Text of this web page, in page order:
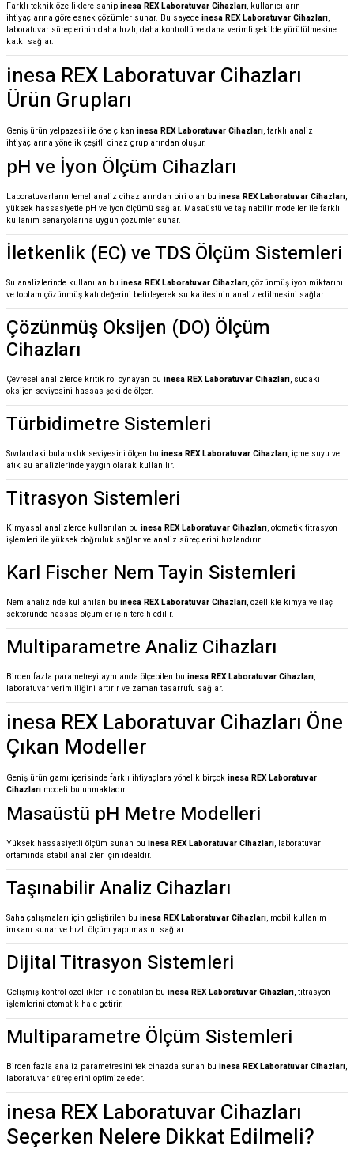
Farklı teknik özelliklere sahip inesa REX Laboratuvar Cihazları, kullanıcıların
ihtiyaçlarına göre esnek çözümler sunar. Bu sayede inesa REX Laboratuvar Cihazları,
laboratuvar süreçlerinin daha hızlı, daha kontrollü ve daha verimli şekilde yürütülmesine
katkı sağlar.
inesa REX Laboratuvar Cihazları
Ürün Grupları
Geniş ürün yelpazesi ile öne çıkan inesa REX Laboratuvar Cihazları, farklı analiz
ihtiyaçlarına yönelik çeşitli cihaz gruplarından oluşur.
pH ve İyon Ölçüm Cihazları
Laboratuvarların temel analiz cihazlarından biri olan bu inesa REX Laboratuvar Cihazları,
yüksek hassasiyetle pH ve iyon ölçümü sağlar. Masaüstü ve taşınabilir modeller ile farklı
kullanım senaryolarına uygun çözümler sunar.
İletkenlik (EC) ve TDS Ölçüm Sistemleri
Su analizlerinde kullanılan bu inesa REX Laboratuvar Cihazları, çözünmüş iyon miktarını
ve toplam çözünmüş katı değerini belirleyerek su kalitesinin analiz edilmesini sağlar.
Çözünmüş Oksijen (DO) Ölçüm
Cihazları
Çevresel analizlerde kritik rol oynayan bu inesa REX Laboratuvar Cihazları, sudaki
oksijen seviyesini hassas şekilde ölçer.
Türbidimetre Sistemleri
Sıvılardaki bulanıklık seviyesini ölçen bu inesa REX Laboratuvar Cihazları, içme suyu ve
atık su analizlerinde yaygın olarak kullanılır.
Titrasyon Sistemleri
Kimyasal analizlerde kullanılan bu inesa REX Laboratuvar Cihazları, otomatik titrasyon
işlemleri ile yüksek doğruluk sağlar ve analiz süreçlerini hızlandırır.
Karl Fischer Nem Tayin Sistemleri
Nem analizinde kullanılan bu inesa REX Laboratuvar Cihazları, özellikle kimya ve ilaç
sektöründe hassas ölçümler için tercih edilir.
Multiparametre Analiz Cihazları
Birden fazla parametreyi aynı anda ölçebilen bu inesa REX Laboratuvar Cihazları,
laboratuvar verimliliğini artırır ve zaman tasarrufu sağlar.
inesa REX Laboratuvar Cihazları Öne
Çıkan Modeller
Geniş ürün gamı içerisinde farklı ihtiyaçlara yönelik birçok inesa REX Laboratuvar
Cihazları modeli bulunmaktadır.
Masaüstü pH Metre Modelleri
Yüksek hassasiyetli ölçüm sunan bu inesa REX Laboratuvar Cihazları, laboratuvar
ortamında stabil analizler için idealdir.
Taşınabilir Analiz Cihazları
Saha çalışmaları için geliştirilen bu inesa REX Laboratuvar Cihazları, mobil kullanım
imkanı sunar ve hızlı ölçüm yapılmasını sağlar.
Dijital Titrasyon Sistemleri
Gelişmiş kontrol özellikleri ile donatılan bu inesa REX Laboratuvar Cihazları, titrasyon
işlemlerini otomatik hale getirir.
Multiparametre Ölçüm Sistemleri
Birden fazla analiz parametresini tek cihazda sunan bu inesa REX Laboratuvar Cihazları,
laboratuvar süreçlerini optimize eder.
inesa REX Laboratuvar Cihazları
Seçerken Nelere Dikkat Edilmeli?